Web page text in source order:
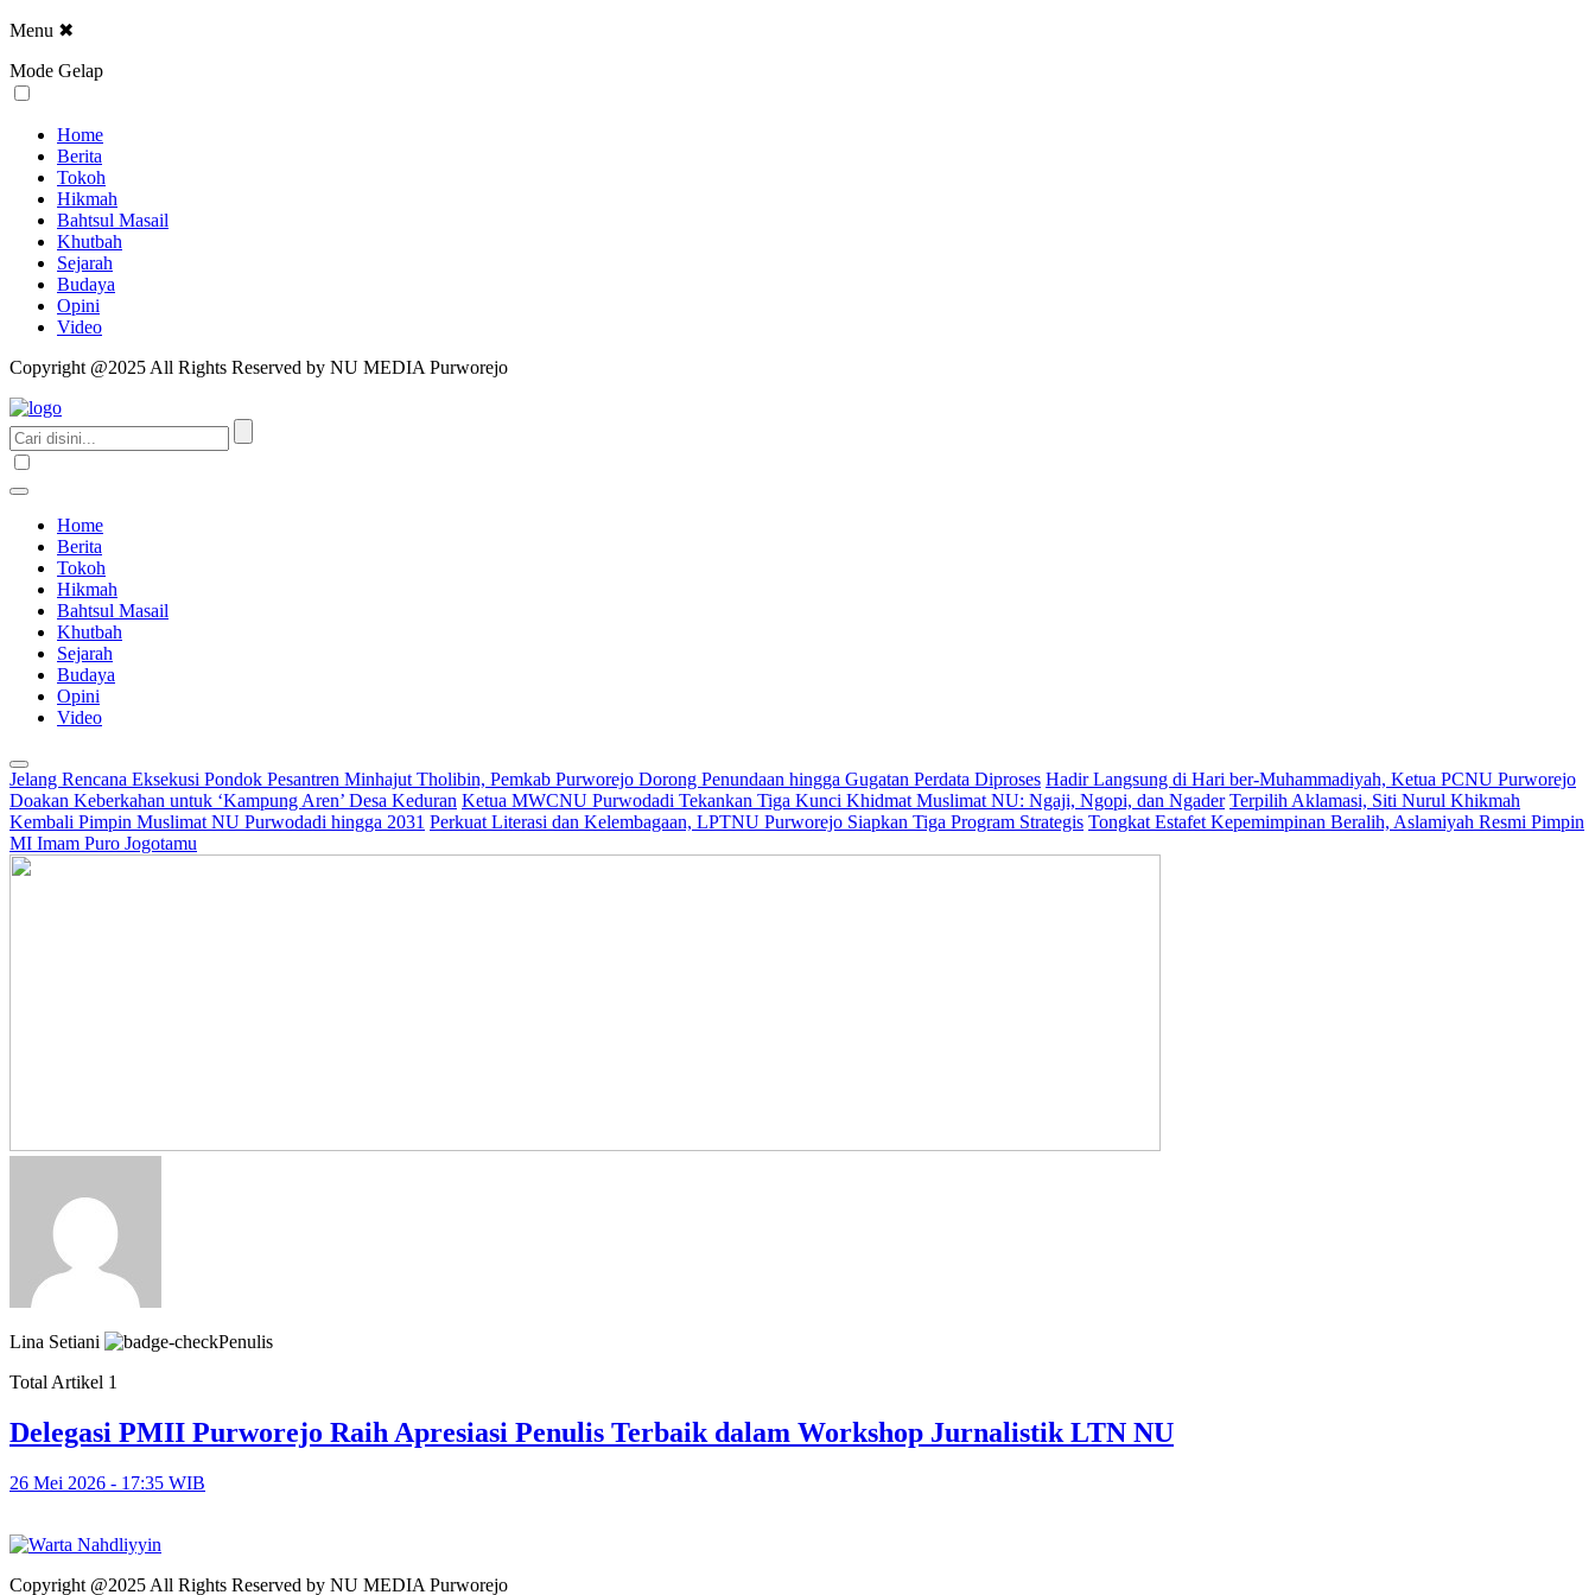
Menu ✖
Mode Gelap
Home
Berita
Tokoh
Hikmah
Bahtsul Masail
Khutbah
Sejarah
Budaya
Opini
Video
Copyright @2025 All Rights Reserved by NU MEDIA Purworejo
Home
Berita
Tokoh
Hikmah
Bahtsul Masail
Khutbah
Sejarah
Budaya
Opini
Video
Jelang Rencana Eksekusi Pondok Pesantren Minhajut Tholibin, Pemkab Purworejo Dorong Penundaan hingga Gugatan Perdata Diproses Hadir Langsung di Hari ber-Muhammadiyah, Ketua PCNU Purworejo
Doakan Keberkahan untuk ‘Kampung Aren’ Desa Keduran Ketua MWCNU Purwodadi Tekankan Tiga Kunci Khidmat Muslimat NU: Ngaji, Ngopi, dan Ngader Terpilih Aklamasi, Siti Nurul Khikmah
Kembali Pimpin Muslimat NU Purwodadi hingga 2031 Perkuat Literasi dan Kelembagaan, LPTNU Purworejo Siapkan Tiga Program Strategis Tongkat Estafet Kepemimpinan Beralih, Aslamiyah Resmi Pimpin
MI Imam Puro Jogotamu
Lina Setiani
Penulis
Total Artikel 1
Delegasi PMII Purworejo Raih Apresiasi Penulis Terbaik dalam Workshop Jurnalistik LTN NU
26 Mei 2026 - 17:35 WIB
Copyright @2025 All Rights Reserved by NU MEDIA Purworejo